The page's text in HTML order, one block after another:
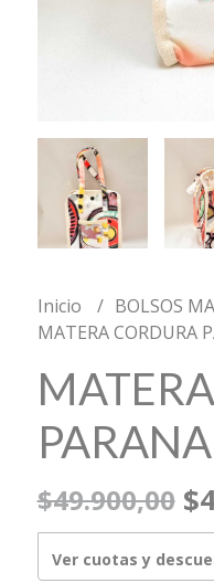
Inicio
BOLSOS
MATERA CORDURA
PARANA
$49.900,00
Ver cuotas y